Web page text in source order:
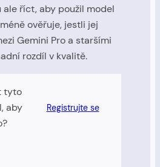
ale říct, aby použil model
ověřuje, jestli jej
Gemini Pro a staršími
rozdíl v kvalitě.
tyto
aby
Registrujte se